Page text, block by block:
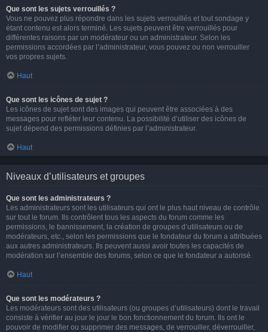
Que sont les sujets verrouillés ?
Vous ne pouvez plus répondre dans les sujets verrouillés et tout sondage y
étant contenu est alors terminé. Les sujets peuvent être verrouillés pour
différentes raisons par un modérateur ou un administrateur. Selon les
permissions accordées par l’administrateur, vous pouvez ou non verrouiller
vos propres sujets.
Haut
Que sont les icônes de sujet ?
Les icônes de sujet sont des images qui peuvent être associées à des
messages pour refléter leur contenu. La possibilité d’utiliser des icônes de
sujet dépend des permissions définies par l’administrateur.
Haut
Niveaux d’utilisateurs et groupes
Que sont les administrateurs ?
Les administrateurs sont les utilisateurs qui ont le plus haut niveau de contrôle
sur tout le forum. Ils contrôlent tous les aspects du forum comme les
permissions, le bannissement, la création de groupes d’utilisateurs ou de
modérateurs, etc., selon les permissions que le fondateur du forum a attribuées
aux autres administrateurs. Ils peuvent aussi avoir toutes les capacités de
modération sur l’ensemble des forums, selon ce que le fondateur a autorisé.
Haut
Que sont les modérateurs ?
Les modérateurs sont des utilisateurs (ou groupes d’utilisateurs) dont le travail
consiste à vérifier au jour le jour le bon fonctionnement du forum. Ils ont le
pouvoir de modifier ou supprimer des messages, de verrouiller, déverrouiller,